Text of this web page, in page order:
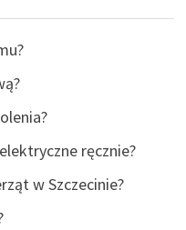
ręcznie?
w Szczecinie?